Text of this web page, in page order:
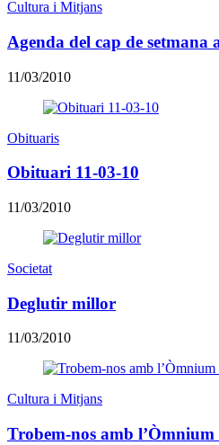
Cultura i Mitjans
Agenda del cap de setmana
11/03/2010
Obituaris
Obituari 11-03-10
11/03/2010
Societat
Deglutir millor
11/03/2010
Cultura i Mitjans
Trobem-nos amb